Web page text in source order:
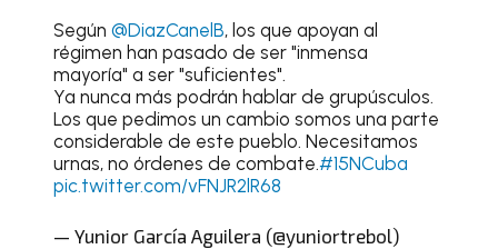
Según @DiazCanelB, los que apoyan al
régimen han pasado de ser "inmensa
mayoría" a ser "suficientes".
Ya nunca más podrán hablar de grupúsculos.
Los que pedimos un cambio somos una parte
considerable de este pueblo. Necesitamos
urnas, no órdenes de combate.#15NCuba
pic.twitter.com/vFNJR2lR68
— Yunior García Aguilera (@yuniortrebol)